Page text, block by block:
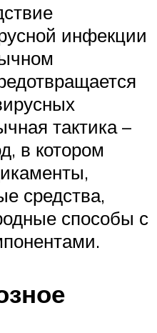
инфекции
тактика –
в котором
средства,
способы с